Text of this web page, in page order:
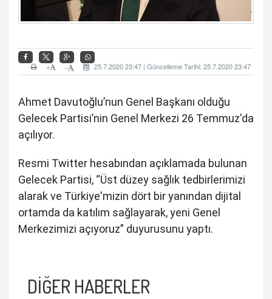
25.7.2020 23:47 | Güncelleme Tarihi: 25.7.2020 23:47
-
+
Ahmet Davutoğlu’nun Genel Başkanı olduğu
Gelecek Partisi’nin Genel Merkezi 26 Temmuz'da
açılıyor.
Resmi Twitter hesabından açıklamada bulunan
Gelecek Partisi, “Üst düzey sağlık tedbirlerimizi
alarak ve Türkiye'mizin dört bir yanından dijital
ortamda da katılım sağlayarak, yeni Genel
Merkezimizi açıyoruz” duyurusunu yaptı.
DİĞER HABERLER